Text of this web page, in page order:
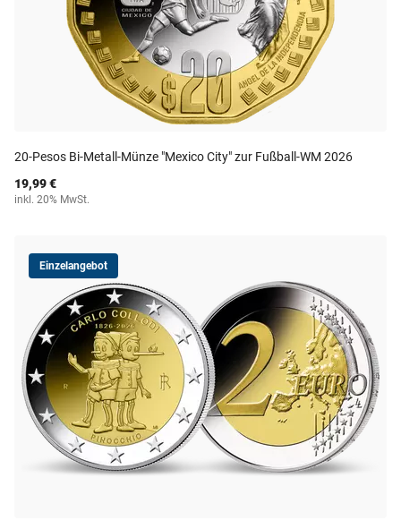
20-Pesos Bi-Metall-Münze "Mexico City" zur Fußball-WM 2026
19,99 €
inkl. 20% MwSt.
Einzelangebot